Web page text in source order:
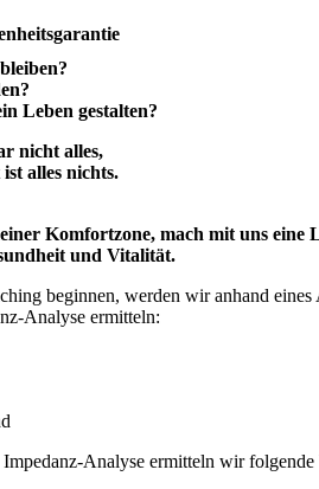
Leben gestalten?
nicht alles,
alles nichts.
Komfortzone, mach mit uns
und Vitalität.
beginnen, werden wir anhand
Analyse ermitteln:
Analyse ermitteln wir